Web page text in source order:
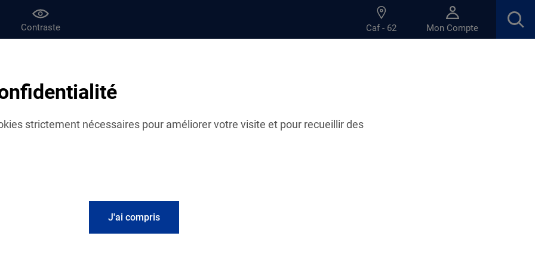
strictement nécessaires pour améliorer votre visite et pour recueillir des
J'ai compris
Contraste Caf - 62 Mon Compte
OIGNIES